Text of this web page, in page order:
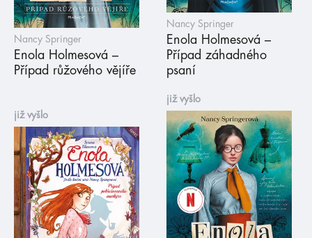
Nancy Springer
Enola Holmesová –
Případ růžového vějíře
Nancy Springer
Enola Holmesová –
Případ záhadného
psaní
již vyšlo
již vyšlo